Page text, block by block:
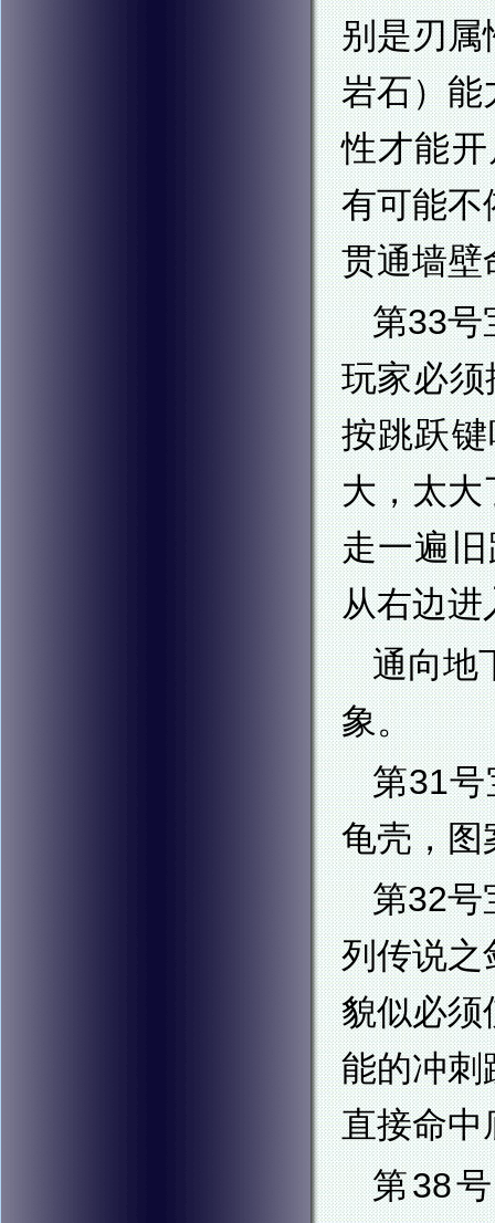
别是刃属
岩石）能
性才能
有可能不
贯通墙壁
第33号
玩家必
按跳跃
大，太大
走一遍
从右边进
通向地
象。
第31
龟壳，图
第32号
列传说之
貌似必须
能的冲刺
直接命中
第38